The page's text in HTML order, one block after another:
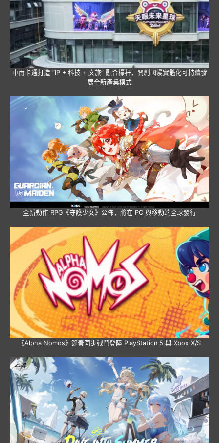
中南卡通打造 “IP + 科技 + 文旅” 融合標杆，開創國漫實體化可持續發
展全新產業模式
全新動作 RPG《守護少女》公佈，將在 PC 與移動端全球發行
《Alpha Nomos》節奏同步戰鬥登陸 PlayStation 5 與 Xbox X/S